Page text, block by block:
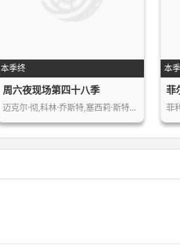
本季终
周六夜现场第四十八季
迈克尔·彻,科林·乔斯特,塞西莉·斯特…
本
菲
菲